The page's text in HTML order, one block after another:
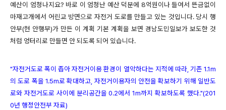
예산이 엄청나지요? 바로 이 엄청난 예산 덕분에 8억원이나 들여서 뜬금없이
마재고개에서 어린교 방면으로 자전거 도로를 만들고 있는 것입니다. 당시 행
안부(현 안행부)가 만든 이 계획 기본 계획을 보면 경남도민일보가 보도한 것
처럼 엉터리로 만들면 안 되도록 되어 있습니다.
"자전거도로 폭이 좁아 자전거이용 환경이 열악하다는 지적에 따라, 기존 1.1m
의 도로 폭을 1.5m로 확대하고, 자전거이용자의 안전을 확보하기 위해 일반도
로와 자전거도로 사이에 분리공간을 0.2에서 1m까지 확보하도록 했다."(201
0년 행정안전부 자료)